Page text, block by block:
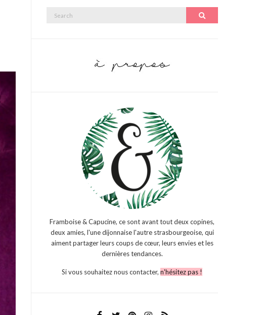
Search
Framboise & Capucine, ce sont avant tout deux copines,
deux amies, l'une dijonnaise l'autre strasbourgeoise, qui
aiment partager leurs coups de cœur, leurs envies et les
dernières tendances.
Si vous souhaitez nous contacter,n'hésitez pas !